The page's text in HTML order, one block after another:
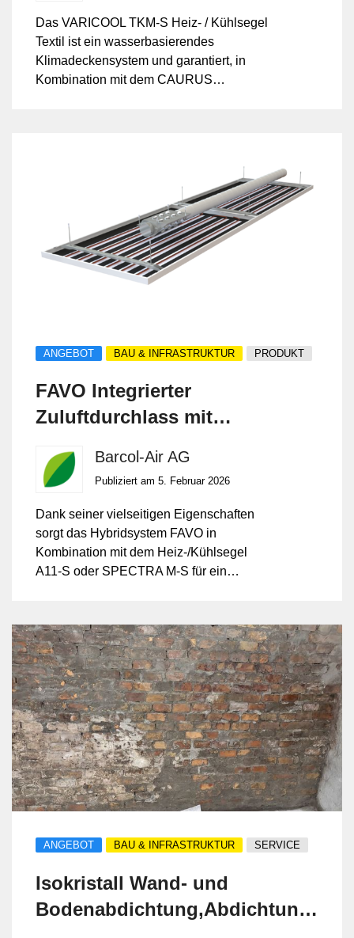
Das VARICOOL TKM-S Heiz- / Kühlsegel
Textil ist ein wasserbasierendes
Klimadeckensystem und garantiert, in
Kombination mit dem CAURUS
ANGEBOT BAU & INFRASTRUKTUR PRODUKT
FAVO Integrierter
Zuluftdurchlass mit
Massenanbindung
Barcol-Air AG
Publiziert am 5. Februar 2026
Dank seiner vielseitigen Eigenschaften
sorgt das Hybridsystem FAVO in
Kombination mit dem Heiz-/Kühlsegel
A11-S oder SPECTRA M-S für ein
ANGEBOT BAU & INFRASTRUKTUR SERVICE
Isokristall Wand- und
Bodenabdichtung,Abdichtung